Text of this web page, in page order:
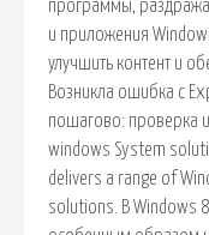
программы,
и приложения
улучшить контент и
Возникла ошибка с
пошагово: проверка
windows System
delivers a range of
solutions. В Windows